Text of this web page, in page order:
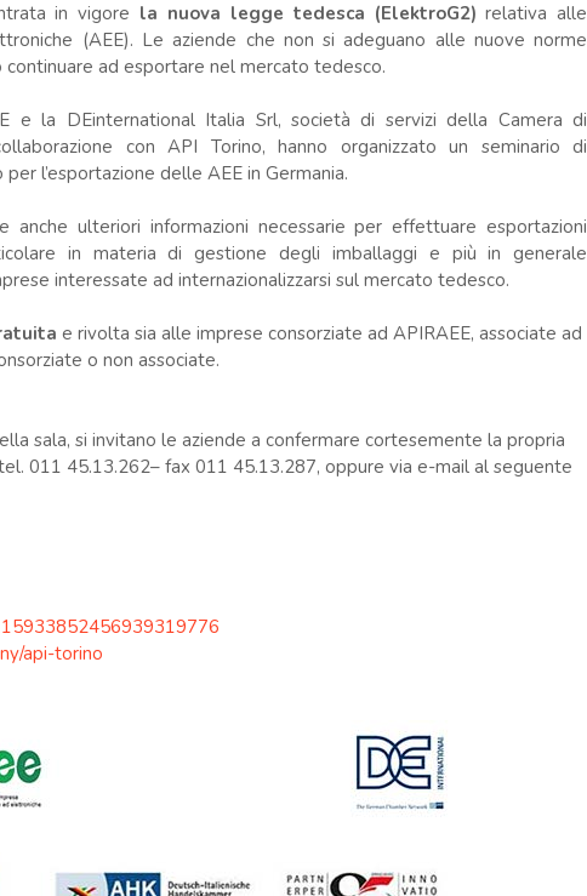
in vigore la nuova legge tedesca (ElektroG2)relativa alle
(AEE). Le aziende che non si adeguano alle nuove norme
continuare ad esportare nel mercato tedesco.
e la DEinternational Italia Srl, società di servizi della Camera di
con API Torino, hanno organizzato un seminario di
l’esportazione delle AEE in Germania.
anche ulteriori informazioni necessarie per effettuare esportazioni
in materia di gestione degli imballaggi e più in generale
interessate ad internazionalizzarsi sul mercato tedesco.
e rivolta sia alle imprese consorziate ad APIRAEE, associate ad
o non associate.
sala, si invitano le aziende a confermare cortesemente la propria
011 45.13.262– fax 011 45.13.287, oppure via e-mail al seguente
api-torino